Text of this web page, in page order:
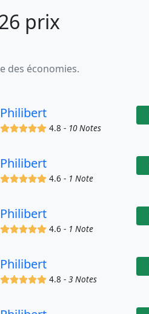
prix
des économies.
Philibert
(x)(x)(x)(x)(x)
4.8 - 10 Notes
Philibert
(x)(x)(x)(x)(x)
4.6 - 1 Note
Philibert
(x)(x)(x)(x)(x)
4.6 - 1 Note
Philibert
(x)(x)(x)(x)(x)
4.8 - 3 Notes